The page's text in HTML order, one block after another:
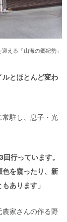
える「山海の郷紀勢」
ルとほとんど変わ
駐し、息子・光
行っています。
を窺ったり、新
あります」
家さんの作る野